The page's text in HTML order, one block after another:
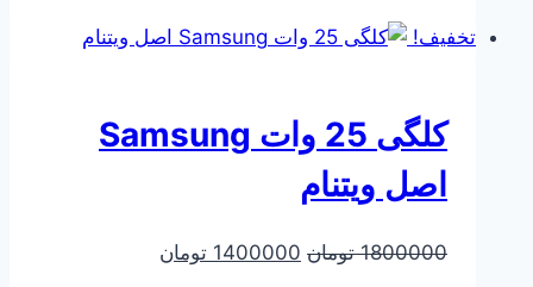
تخفیف!
کلگی 25 وات Samsung
اصل ویتنام
1800000 تومان قیمت
1400000 تومان